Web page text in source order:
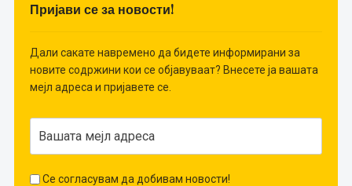
Пријави се за новости!
Дали сакате навремено да бидете информирани за
новите содржини кои се објавуваат? Внесете ја вашата
мејл адреса и пријавете се.
Се согласувам да добивам новости!